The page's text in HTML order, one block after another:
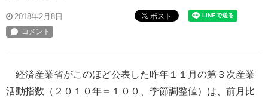
2018年2月8日 ポスト
経済産業省がこのほど公表した昨年１１月の第３次産業
活動指数（２０１０年＝１００、季節調整値）は、前月比